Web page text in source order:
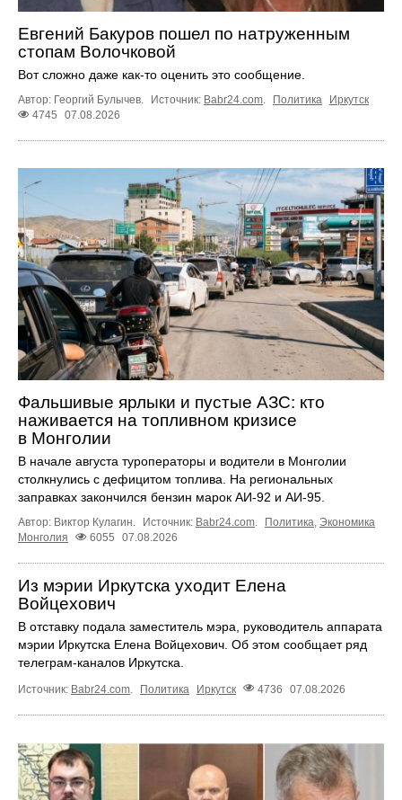
Евгений Бакуров пошел по натруженным
стопам Волочковой
Вот сложно даже как-то оценить это сообщение.
Автор: Георгий Булычев. Источник: Babr24.com Политика
Иркутск
4745
07.08.2026
Фальшивые ярлыки и пустые АЗС: кто
наживается на топливном кризисе
в Монголии
В начале августа туроператоры и водители в Монголии
столкнулись с дефицитом топлива. На региональных
заправках закончился бензин марок АИ-92 и АИ-95.
Автор: Виктор Кулагин. Источник: Babr24.com. Политика, Экономика
Монголия
6055 07.08.2026
Из мэрии Иркутска уходит Елена
Войцехович
В отставку подала заместитель мэра, руководитель аппарата
мэрии Иркутска Елена Войцехович. Об этом сообщает ряд
телеграм‑каналов Иркутска.
Источник: Babr24.com Политика Иркутск 4736 07.08.2026